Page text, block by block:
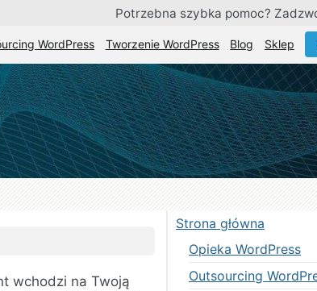
Potrzebna szybka pomoc?
WordPress Tworzenie WordPress Blog Sklep
wchodzi na Twoją
Strona główna
Opieka WordPress
Outsourcing